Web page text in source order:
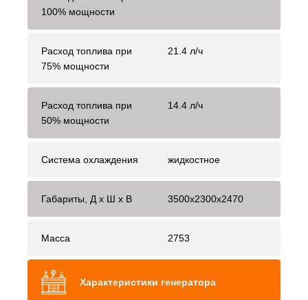
100% мощности
Расход топлива при
75% мощности
21.4 л/ч
Расход топлива при
50% мощности
14.4 л/ч
Система охлаждения жидкостное
Габариты, Д x Ш x В 3500x2300x2470
Масса 2753
Характеристики генератора